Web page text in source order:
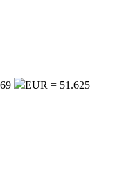
EUR = 51.625